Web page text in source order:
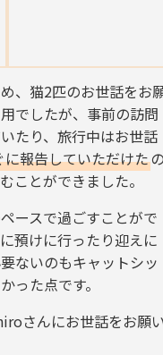
、猫2匹のお世話をお
でしたが、事前の訪問
たり、旅行中はお世話
に報告していただけたの
ことができました。
ースで過ごすことがで
預けに行ったり迎えに
ないのもキャットシッ
った点です。
さんにお世話をお願